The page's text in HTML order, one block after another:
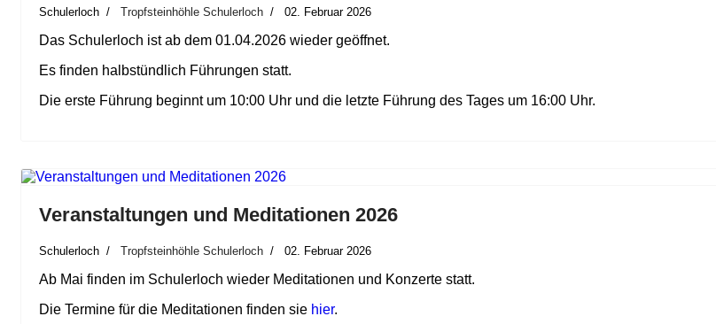
Schulerloch Tropfsteinhöhle Schulerloch 02. Februar 2026
Das Schulerloch ist ab dem 01.04.2026 wieder geöffnet.
Es finden halbstündlich Führungen statt.
Die erste Führung beginnt um 10:00 Uhr und die letzte Führung des Tages um 16:00 Uhr.
Veranstaltungen und Meditationen 2026
Schulerloch Tropfsteinhöhle Schulerloch 02. Februar 2026
Ab Mai finden im Schulerloch wieder Meditationen und Konzerte statt.
Die Termine für die Meditationen finden sie hier.